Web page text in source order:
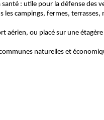
: utile pour la défense des
campings, fermes, terrasses,
aérien, ou placé sur une
naturelles et